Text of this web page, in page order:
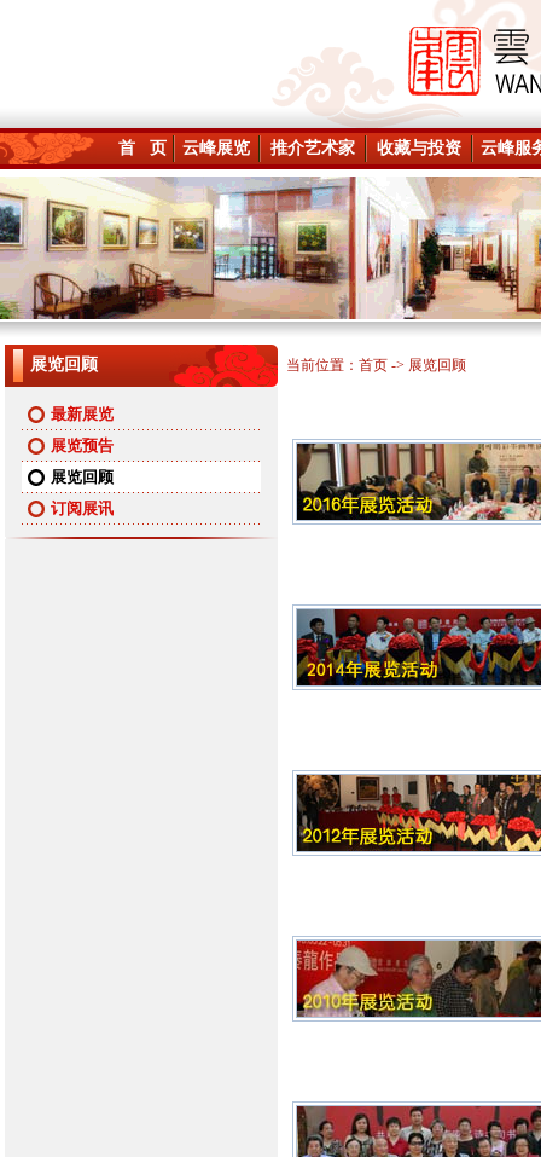
首 页 云峰展览 推介艺术家 收藏与投资 云峰服
展览回顾
最新展览
展览预告
展览回顾
订阅展讯
当前位置： 首页-> 展览回顾